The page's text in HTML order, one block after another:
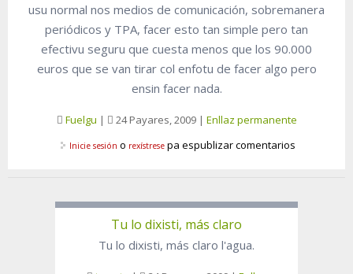
usu normal nos medios de comunicación, sobremanera
periódicos y TPA, facer esto tan simple pero tan
efectivu seguru que cuesta menos que los 90.000
euros que se van tirar col enfotu de facer algo pero
ensin facer nada.
Fuelgu | 24 Payares, 2009| Enllaz permanente
Inicie sesión o rexístrese pa espublizar comentarios
Tu lo dixisti, más claro
Tu lo dixisti, más claro l'agua.